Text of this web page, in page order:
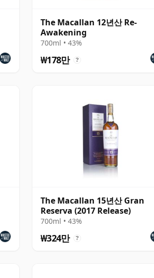
The Macallan 12년산 Re-
Awakening
700ml • 43%
₩178만 ?
The Macallan 15년산 Gran
Reserva (2017 Release)
700ml • 43%
₩324만 ?